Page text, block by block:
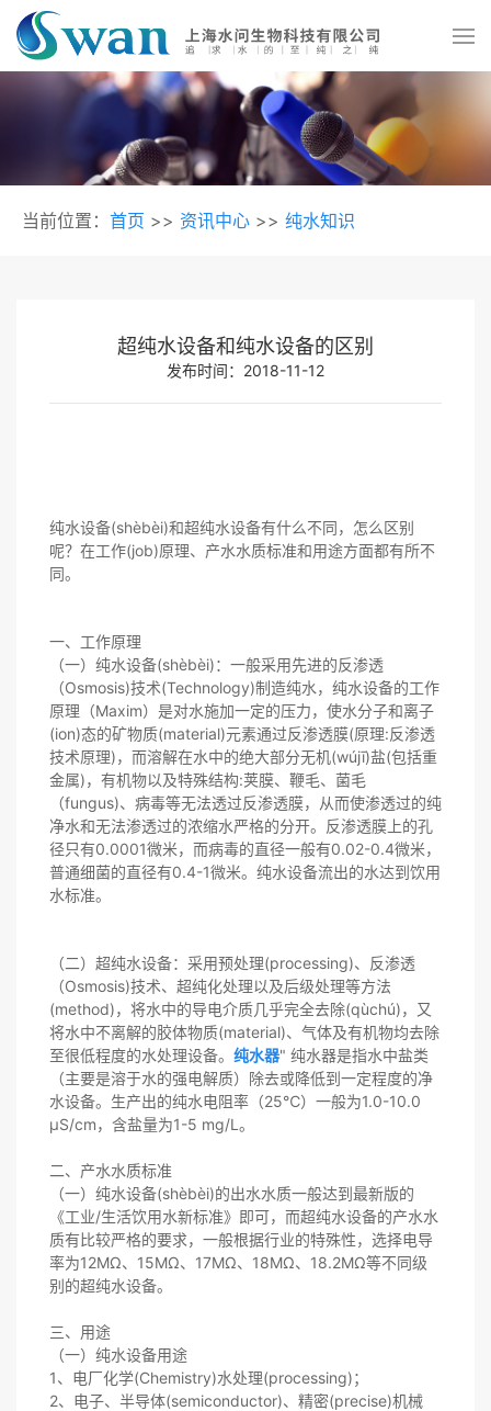
当前位置： 首页 >> 资讯中心 >> 纯水知识
超纯水设备和纯水设备的区别
发布时间：2018-11-12
纯水设备(shèbèi)和超纯水设备有什么不同，怎么区别
呢？在工作(job)原理、产水水质标准和用途方面都有所不
同。
一、工作原理
（一）纯水设备(shèbèi)：一般采用先进的反渗透
（Osmosis)技术(Technology)制造纯水，纯水设备的工作
原理（Maxim）是对水施加一定的压力，使水分子和离子
(ion)态的矿物质(material)元素通过反渗透膜(原理:反渗透
技术原理)，而溶解在水中的绝大部分无机(wújī)盐(包括重
金属)，有机物以及特殊结构:荚膜、鞭毛、菌毛
（fungus)、病毒等无法透过反渗透膜，从而使渗透过的纯
净水和无法渗透过的浓缩水严格的分开。反渗透膜上的孔
径只有0.0001微米，而病毒的直径一般有0.02-0.4微米，
普通细菌的直径有0.4-1微米。纯水设备流出的水达到饮用
水标准。
（二）超纯水设备：采用预处理(processing)、反渗透
（Osmosis)技术、超纯化处理以及后级处理等方法
(method)，将水中的导电介质几乎完全去除(qùchú)，又
将水中不离解的胶体物质(material)、气体及有机物均去除
至很低程度的水处理设备。 纯水器" 纯水器是指水中盐类
（主要是溶于水的强电解质）除去或降低到一定程度的净
水设备。生产出的纯水电阻率（25℃）一般为1.0-10.0
μS/cm，含盐量为1-5 mg/L。
二、产水水质标准
（一）纯水设备(shèbèi)的出水水质一般达到最新版的
《工业/生活饮用水新标准》即可，而超纯水设备的产水水
质有比较严格的要求，一般根据行业的特殊性，选择电导
率为12MΩ、15MΩ、17MΩ、18MΩ、18.2MΩ等不同级
别的超纯水设备。
三、用途
（一）纯水设备用途
1、电厂化学(Chemistry)水处理(processing)；
2、电子、半导体(semiconductor)、精密(precise)机械